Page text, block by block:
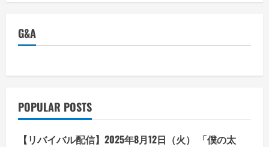
G&A
POPULAR POSTS
【リバイバル配信】2025年8月12日（火） 「僕の太